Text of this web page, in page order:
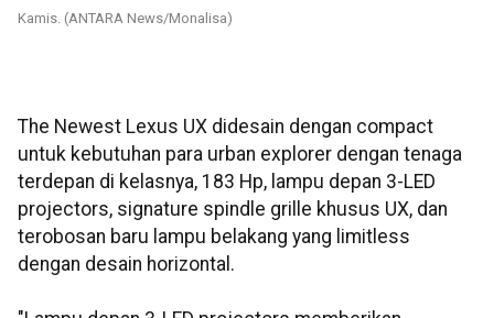
Kamis. (ANTARA News/Monalisa)
The Newest Lexus UX didesain dengan compact
untuk kebutuhan para urban explorer dengan tenaga
terdepan di kelasnya, 183 Hp, lampu depan 3-LED
projectors, signature spindle grille khusus UX, dan
terobosan baru lampu belakang yang limitless
dengan desain horizontal.